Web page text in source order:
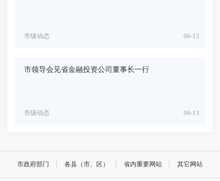
06-13
市级动态
市领导会见省金融投资公司董事长一行
06-13
市级动态
市政府部门 各县（市、区） 省内重要网站 其它网站